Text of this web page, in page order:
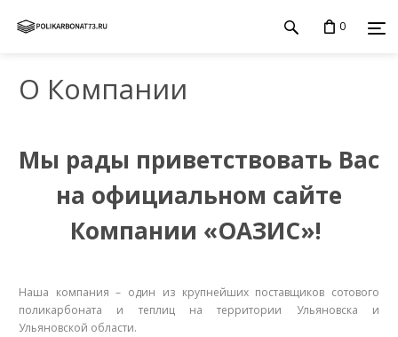
0
О Компании
Мы рады приветствовать Вас
на официальном сайте
Компании «ОАЗИС»!
Наша компания – один из крупнейших поставщиков сотового
поликарбоната и теплиц на территории Ульяновска и
Ульяновской области.